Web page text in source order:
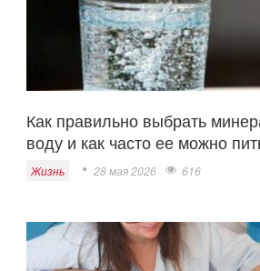
Как правильно выбрать
воду и как часто ее можно
Жизнь 28 мая 2026 616